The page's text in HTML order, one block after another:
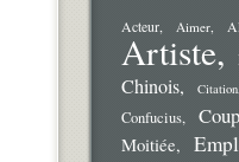
Acteur Aimer
Artiste
Chinois Citation
Confucius
Moitiée